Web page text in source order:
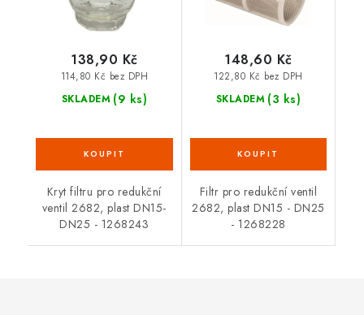
SKLADEM (9 ks)
114,80 Kč bez DPH
138,90 Kč
Kryt filtru pro redukční
ventil 2682, plast DN15-
DN25 - 1268243
SKLADEM (3 ks)
122,80 Kč bez DPH
148,60 Kč
Filtr pro redukční ventil
2682, plast DN15 - DN25
- 1268228